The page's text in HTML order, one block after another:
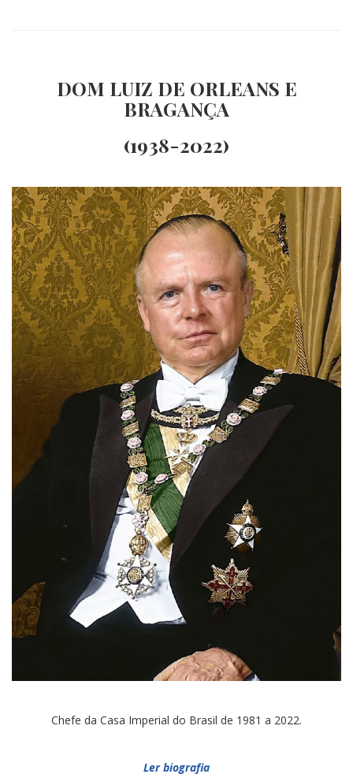
DOM LUIZ DE ORLEANS E
BRAGANÇA
(1938-2022)
Chefe da Casa Imperial do Brasil de 1981 a 2022.
Ler biografia